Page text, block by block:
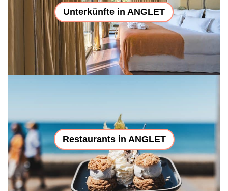
Unterkünfte in ANGLET
Restaurants in ANGLET